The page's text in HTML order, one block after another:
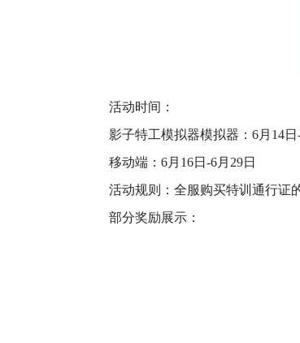
活动时间：
影子特工模拟器模拟器：6月14日-
移动端：6月16日-6月29日
活动规则：全服购买特训通行证的
部分奖励展示：